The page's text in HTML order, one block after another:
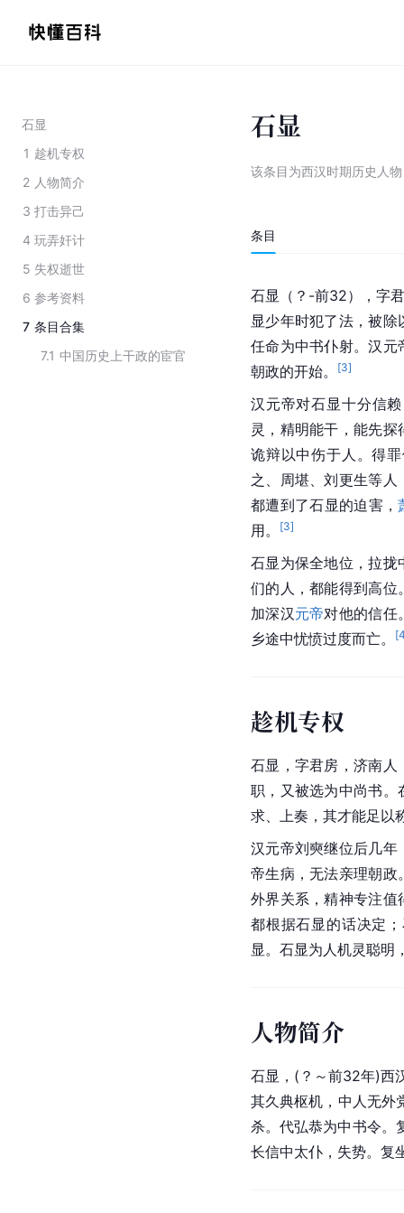
石显
1 趁机专权
2 人物简介
3 打击异己
4 玩弄奸计
5 失权逝世
6 参考资料
7 条目合集
7.1 中国历史上干政的宦官
石显
该条目为西汉时期历史人物
条目
石显（？-前32），字
显少年时犯了法，被除
任命为中书仆射。汉元
朝政的开始。
[3]
汉元帝对石显十分信
灵，精明能干，能先
诡辩以中伤于人。得
之
周堪 、刘更生等人
都遭到了石显的迫害，
用。
[3]
石显为保全地位，拉拢
们的人，都能得到高位
加深汉元帝对他的信任
乡途中忧愤过度而亡。
[
趁机专权
石显，字君房，济南 人
职，又被选为中尚书。
求、上奏，其才能足以
汉元帝刘奭继位后几年
帝生病，无法亲理朝政
外界关系，精神专注值
都根据石显的话决定
显。石显为人机灵聪明
人物简介
石显，(？～前32年)西
其久典枢机，中人无外
杀。代弘恭为中书令。
长信中太仆，失势。复